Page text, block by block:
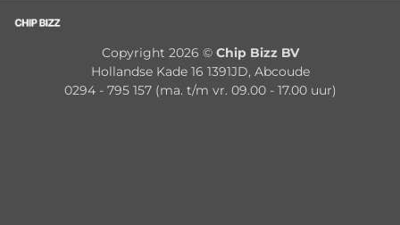
Copyright 2026 © Chip Bizz BV
Hollandse Kade 16 1391JD, Abcoude
0294 - 795 157 (ma. t/m vr. 09.00 - 17.00 uur)